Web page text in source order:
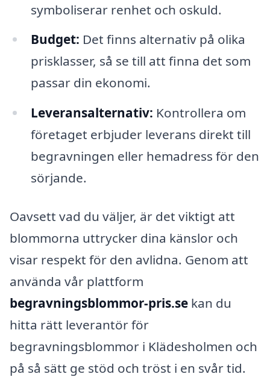
symboliserar renhet och oskuld.
Budget: Det finns alternativ på olika
prisklasser, så se till att finna det som
passar din ekonomi.
Leveransalternativ: Kontrollera om
företaget erbjuder leverans direkt till
begravningen eller hemadress för den
sörjande.
Oavsett vad du väljer, är det viktigt att
blommorna uttrycker dina känslor och
visar respekt för den avlidna. Genom att
använda vår plattform
begravningsblommor-pris.se kan du
hitta rätt leverantör för
begravningsblommor i Klädesholmen och
på så sätt ge stöd och tröst i en svår tid.